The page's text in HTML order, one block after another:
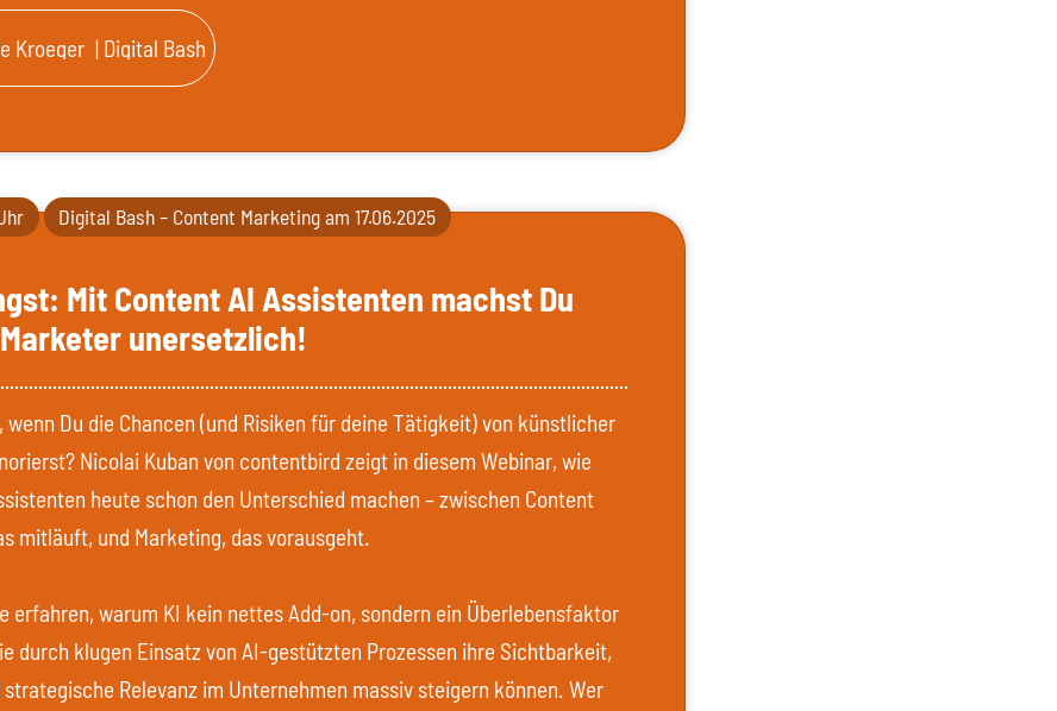
Kroeger | Digital Bash
Digital Bash – Content Marketing am 17.06.2025
Mit Content AI Assistenten machst Du
unersetzlich!
wenn Du die Chancen (und Risiken für deine Tätigkeit) von künstlicher
Nicolai Kuban von contentbird zeigt in diesem Webinar, wie
heute schon den Unterschied machen – zwischen Content
mitläuft, und Marketing, das vorausgeht.
erfahren, warum KI kein nettes Add-on, sondern ein Überlebensfaktor
durch klugen Einsatz von AI-gestützten Prozessen ihre Sichtbarkeit,
Relevanz im Unternehmen massiv steigern können. Wer